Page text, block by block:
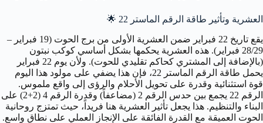
العشرية وتأثير طاقة الرقم الماستر 22
🌟
يقع تاريخ 22 فبراير ضمن العشرية الأولى من برج الحوت (19 فبراير –
28/29 فبراير). هذه العشرية يحكمها بشكل أساسي كوكب نبتون
(بالإضافة إلى المشتري كحاكم تقليدي للحوت). ولأن يوم 22 فبراير
يحمل طاقة الرقم الماستر 22، فإن هذا يضفي على مولود هذا اليوم
قوة استثنائية وقدرة على تحويل الأحلام والرؤى إلى واقع ملموس.
الرقم 22 يجمع بين حدس الرقم 2 (مضاعفاً) وقدرة الرقم 4 (2+2) على
البناء والتنظيم. هذا يجعل تأثير العشرية هنا فريداً، حيث تمتزج روحانية
الحوت العميقة مع القدرة الفائقة على الإنجاز العملي على نطاق واسع.